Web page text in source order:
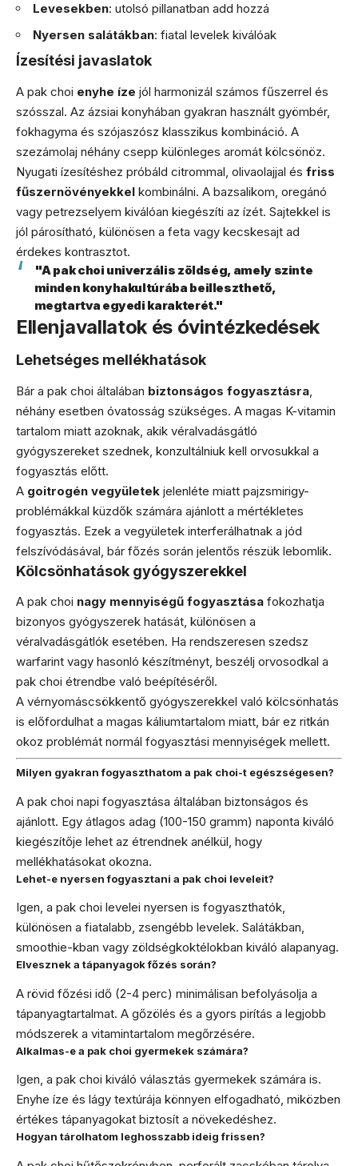
Levesekben: utolsó pillanatban add hozzá
Nyersen salátákban: fiatal levelek kiválóak
Ízesítési javaslatok
A pak choi enyhe íze jól harmonizál számos fűszerrel és
szósszal. Az ázsiai konyhában gyakran használt gyömbér,
fokhagyma és szójaszósz klasszikus kombináció. A
szezámolaj néhány csepp különleges aromát kölcsönöz.
Nyugati ízesítéshez próbáld citrommal, olivaolajjal és friss
fűszernövényekkel kombinálni. A bazsalikom, oregánó
vagy petrezselyem kiválóan kiegészíti az ízét. Sajtekkel is
jól párosítható, különösen a feta vagy kecskesajt ad
érdekes kontrasztot.
"A pak choi univerzális zöldség, amely szinte
minden konyhakultúrába beilleszthető,
megtartva egyedi karakterét."
Ellenjavallatok és óvintézkedések
Lehetséges mellékhatások
Bár a pak choi általában biztonságos fogyasztásra
néhány esetben óvatosság szükséges. A magas K-vitamin
tartalom miatt azoknak, akik véralvadásgátló
gyógyszereket szednek, konzultálniuk kell orvosukkal a
fogyasztás előtt.
A goitrogén vegyületek jelenléte miatt pajzsmirigy-
problémákkal küzdők számára ajánlott a mértékletes
fogyasztás. Ezek a vegyületek interferálhatnak a jód
felszívódásával, bár főzés során jelentős részük lebomlik.
Kölcsönhatások gyógyszerekkel
A pak choi nagy mennyiségű fogyasztása fokozhatja
bizonyos gyógyszerek hatását, különösen a
véralvadásgátlók esetében. Ha rendszeresen szedsz
warfarint vagy hasonló készítményt, beszélj orvosodkal a
pak choi étrendbe való beépítéséről.
A vérnyomáscsökkentő gyógyszerekkel való kölcsönhatás
is előfordulhat a magas káliumtartalom miatt, bár ez ritkán
okoz problémát normál fogyasztási mennyiségek mellett.
Milyen gyakran fogyaszthatom a pak choi-t egészségesen?
A pak choi napi fogyasztása általában biztonságos és
ajánlott. Egy átlagos adag (100-150 gramm) naponta kiváló
kiegészítője lehet az étrendnek anélkül, hogy
mellékhatásokat okozna.
Lehet-e nyersen fogyasztani a pak choi leveleit?
Igen, a pak choi levelei nyersen is fogyaszthatók,
különösen a fiatalabb, zsengébb levelek. Salátákban,
smoothie-kban vagy zöldségkoktélokban kiváló alapanyag.
Elvesznek a tápanyagok főzés során?
A rövid főzési idő (2-4 perc) minimálisan befolyásolja a
tápanyagtartalmat. A gőzölés és a gyors pirítás a legjobb
módszerek a vitamintartalom megőrzésére.
Alkalmas-e a pak choi gyermekek számára?
Igen, a pak choi kiváló választás gyermekek számára is.
Enyhe íze és lágy textúrája könnyen elfogadható, miközben
értékes tápanyagokat biztosít a növekedéshez.
Hogyan tárolhatom leghosszabb ideig frissen?